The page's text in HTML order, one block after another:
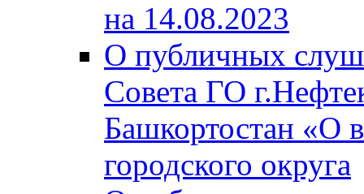
на 14.08.2023
О публичных
Совета ГО
Башкортостан «О
городского округа